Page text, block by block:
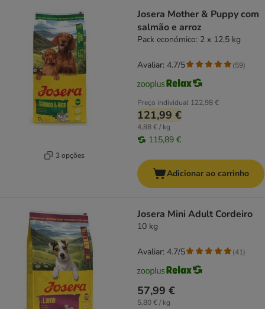
3 opções
Josera Mother & Puppy com
salmão e arroz
Pack económico: 2 x 12,5 kg
Preço individual 122,98 €
121,99 €
4,88 € / kg
115,89 €
Avaliar: 4.7/5 (59)
Adicionar ao carrinho
Josera Mini Adult Cordeiro
10 kg
57,99 €
5,80 € / kg
Avaliar: 4.7/5 (41)